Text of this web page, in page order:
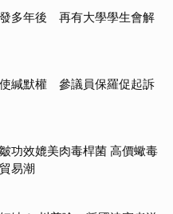
多年後 再有大學學生會解
緘默權 參議員保羅促起訴
功效媲美肉毒桿菌 高價蠍毒
易潮